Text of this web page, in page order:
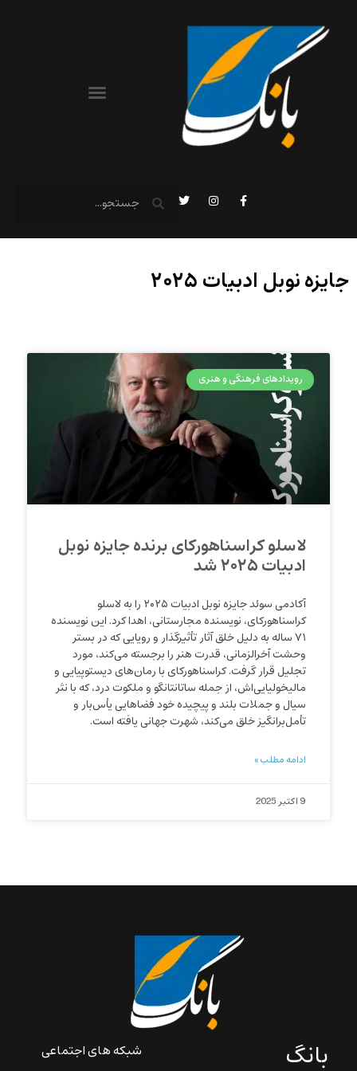
جایزه نوبل ادبیات ۲۰۲۵
رویدادهای فرهنگی و هنری
لاسلو کراسناهورکای برنده جایزه نوبل
ادبیات ۲۰۲۵ شد
آکادمی سوئد جایزه نوبل ادبیات ۲۰۲۵ را به لاسلو
کراسناهورکای، نویسنده مجارستانی، اهدا کرد. این نویسنده
۷۱ ساله به دلیل خلق آثار تأثیرگذار و رویایی که در بستر
وحشت آخرالزمانی، قدرت هنر را برجسته می‌کند، مورد
تجلیل قرار گرفت. کراسناهورکای با رمان‌های دیستوپیایی و
مالیخولیایی‌اش، از جمله ساتانتانگو و ملکوت درد، که با نثر
سیال و جملات بلند و پیچیده خود فضاهایی یأس‌بار و
تأمل‌برانگیز خلق می‌کند، شهرت جهانی یافته است.
ادامه مطلب »
9 اکتبر 2025
بانگ شبکه های اجتماعی